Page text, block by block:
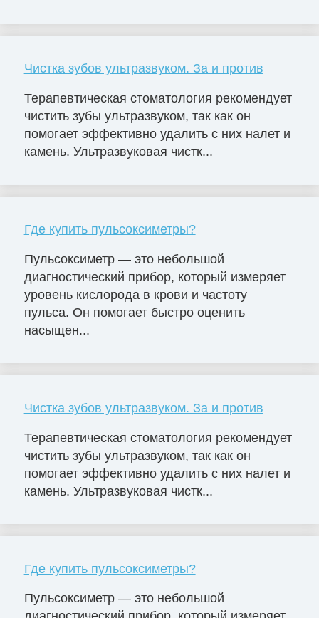
Чистка зубов ультразвуком. За и против
Терапевтическая стоматология рекомендует
чистить зубы ультразвуком, так как он
помогает эффективно удалить с них налет и
камень. Ультразвуковая чистк...
Где купить пульсоксиметры?
Пульсоксиметр — это небольшой
диагностический прибор, который измеряет
уровень кислорода в крови и частоту
пульса. Он помогает быстро оценить
насыщен...
Чистка зубов ультразвуком. За и против
Терапевтическая стоматология рекомендует
чистить зубы ультразвуком, так как он
помогает эффективно удалить с них налет и
камень. Ультразвуковая чистк...
Где купить пульсоксиметры?
Пульсоксиметр — это небольшой